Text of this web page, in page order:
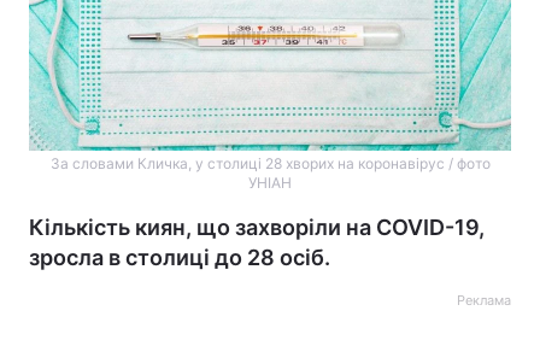
За словами Кличка, у столиці 28 хворих на коронавірус / фото
УНІАН
Кількість киян, що захворіли на COVID-19,
зросла в столиці до 28 осіб.
Реклама